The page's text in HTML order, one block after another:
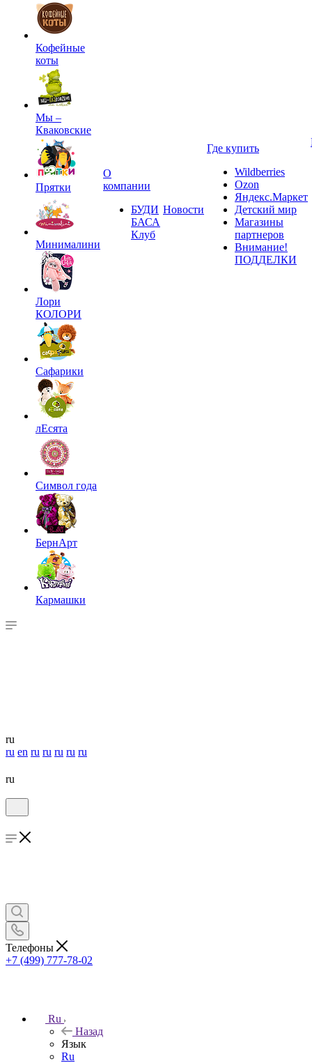
Кофейные
коты
Мы –
Кваковские
Прятки
Минималини
Лори
КОЛОРИ
Сафарики
лЕсята
Символ года
БернАрт
Кармашки
О
компании
БУДИ
БАСА
Клуб
Новости
Где купить
Wildberries
Ozon
Яндекс.Маркет
Детский мир
Магазины
партнеров
Внимание!
ПОДДЕЛКИ
ru
ru en ru ru ru ru ru
ru
Телефоны
+7 (499) 777-78-02
Ru
Назад
Язык
Ru